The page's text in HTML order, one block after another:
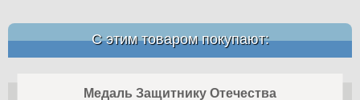
С этим товаром покупают:
Медаль Защитнику Отечества